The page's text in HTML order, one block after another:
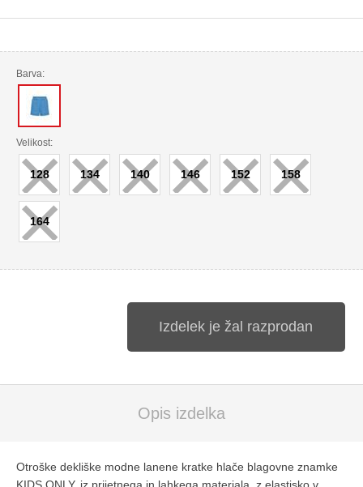
Barva:
Velikost:
128
× 134
× 140
× 146
× 152
× 158
×
164
×
Izdelek je žal razprodan
Opis izdelka
Otroške dekliške modne lanene kratke hlače blagovne znamke